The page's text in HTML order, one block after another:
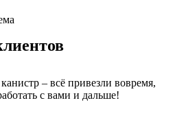
– всё привезли вовремя,
с вами и дальше!